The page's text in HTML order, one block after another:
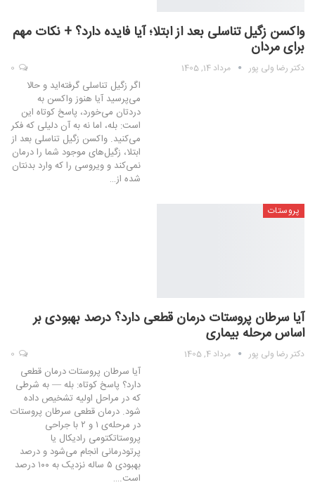
واکسن زگیل تناسلی بعد از ابتلا؛ آیا فایده دارد؟ + نکات مهم
برای مردان
دکتر رضا ولی پور مرداد 14, 1405
اگر زگیل تناسلی گرفته‌اید و حالا
می‌پرسید آیا هنوز واکسن به
دردتان می‌خورد، پاسخ کوتاه این
است: بله، اما نه به آن دلیلی که فکر
می‌کنید. واکسن زگیل تناسلی بعد از
ابتلا، زگیل‌های موجود شما را درمان
نمی‌کند و ویروسی را که وارد بدنتان
شده از…
پروستات
آیا سرطان پروستات درمان قطعی دارد؟ درصد بهبودی بر
اساس مرحله بیماری
دکتر رضا ولی پور مرداد 4, 1405
آیا سرطان پروستات درمان قطعی
دارد؟ پاسخ کوتاه: بله — به شرطی
که در مراحل اولیه تشخیص داده
شود. درمان قطعی سرطان پروستات
در مرحله‌ی ۱ و ۲ با جراحی
پروستاتکتومی رادیکال یا
پرتودرمانی انجام می‌شود و درصد
بهبودی ۵ ساله نزدیک به ۱۰۰ درصد
است.…